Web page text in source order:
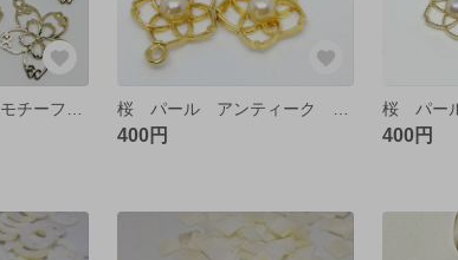
400円 400円